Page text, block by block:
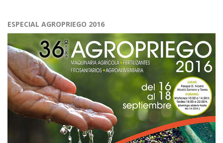
ESPECIAL AGROPRIEGO 2016